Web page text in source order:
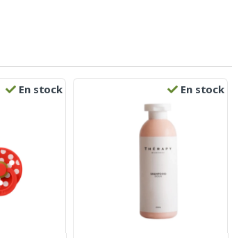
En stock En stock